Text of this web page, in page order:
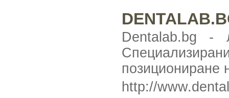
Dentalab.bg -
позициониране
http://